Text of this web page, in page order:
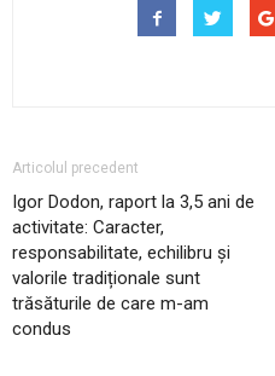
Articolul precedent
Igor Dodon, raport la 3,5 ani de
activitate: Caracter,
responsabilitate, echilibru și
valorile tradiționale sunt
trăsăturile de care m-am
condus